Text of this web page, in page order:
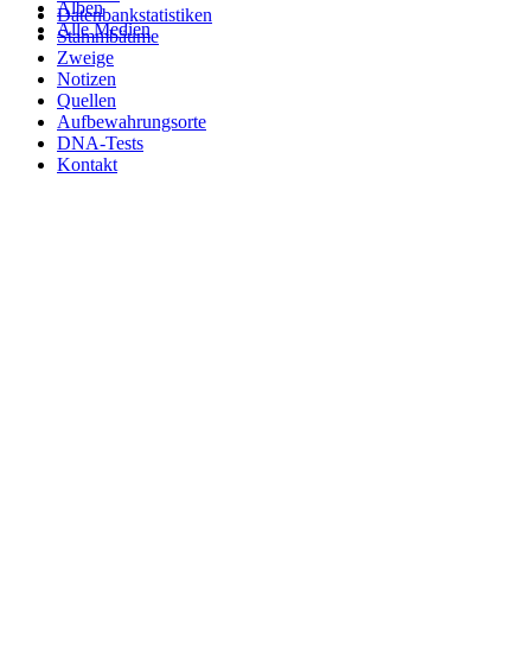
Alben
Alle Medien
Datenbankstatistiken
Stammbäume
Zweige
Notizen
Quellen
Aufbewahrungsorte
DNA-Tests
Kontakt